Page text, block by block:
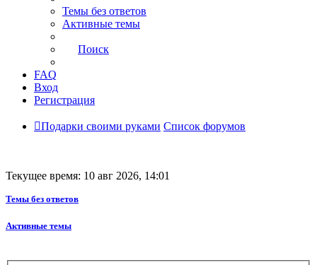
Темы без ответов
Активные темы
Поиск
FAQ
Вход
Регистрация
Подарки своими руками Список форумов
Текущее время: 10 авг 2026, 14:01
Темы без ответов
Активные темы